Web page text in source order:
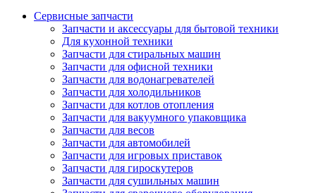
Сервисные запчасти
Запчасти и аксессуары для бытовой техники
Для кухонной техники
Запчасти для стиральных машин
Запчасти для офисной техники
Запчасти для водонагревателей
Запчасти для холодильников
Запчасти для котлов отопления
Запчасти для вакуумного упаковщика
Запчасти для весов
Запчасти для автомобилей
Запчасти для игровых приставок
Запчасти для гироскутеров
Запчасти для сушильных машин